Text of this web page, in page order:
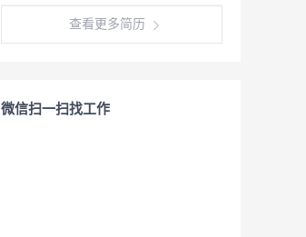
查看更多简历
微信扫一扫找工作